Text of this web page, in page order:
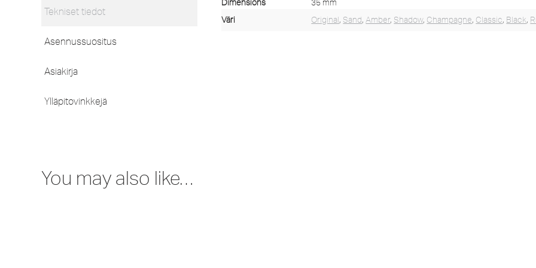
Tekniset tiedot
Asennussuositus
Asiakirja
Ylläpitovinkkejä
Dimensions
35 mm
Väri
Original, Sand,Amber, Shadow, Champagne, Classic, Black,
You may also like…